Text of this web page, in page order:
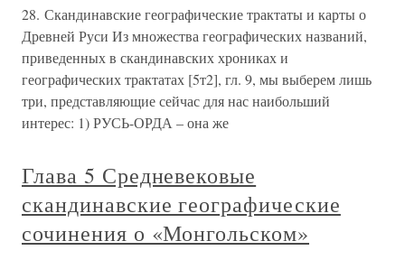
28. Скандинавские географические трактаты и карты о
Древней Руси Из множества географических названий,
приведенных в скандинавских хрониках и
географических трактатах [5т2], гл. 9, мы выберем лишь
три, представляющие сейчас для нас наибольший
интерес: 1) РУСЬ-ОРДА – она же
Глава 5 Средневековые
скандинавские географические
сочинения о «Монгольском»